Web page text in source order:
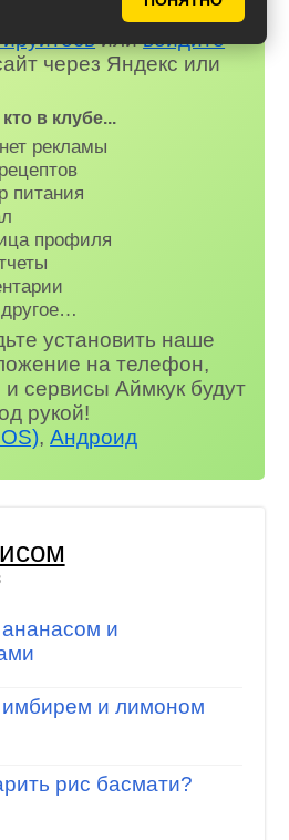
в клуб Аймкук. Просто
иливойдите
через Яндекс или
в клубе...
рекламы
питания
профиля
установить наше
на телефон,
сервисы Аймкук будут
рукой!
,Андроид
и
имбирем и лимоном
рис басмати?